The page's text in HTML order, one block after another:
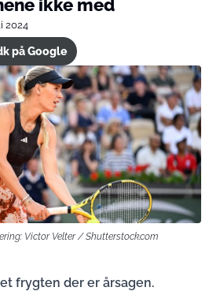
ikke med
2024
på Google
Victor Velter / Shutterstock.com
frygten der er årsagen.